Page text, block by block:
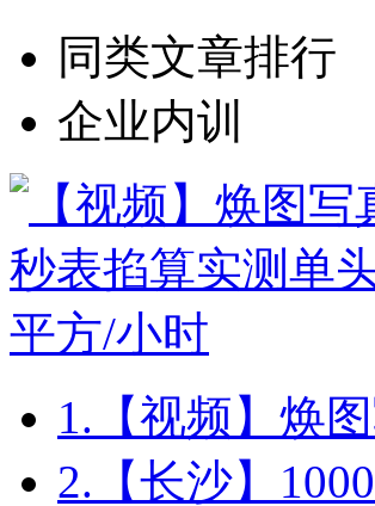
同类文章排行
企业内训
1. 【视频】焕
2. 【长沙】